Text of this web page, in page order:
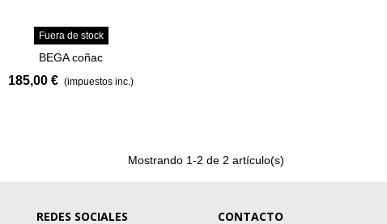
VER MÁS
Fuera de stock
BEGA coñac
185,00 € (impuestos inc.)
Mostrando 1-2 de 2 artículo(s)
REDES SOCIALES CONTACTO